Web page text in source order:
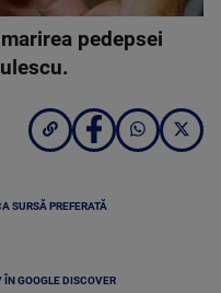
pedepsei
SURSĂ PREFERATĂ
ÎN GOOGLE DISCOVER